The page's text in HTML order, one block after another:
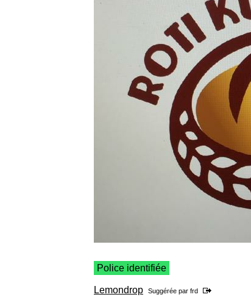
Police identifiée
Lemondrop Suggérée par frd